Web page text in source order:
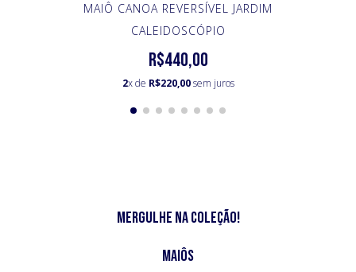
MAIÔ CANOA REVERSÍVEL JARDIM
CALEIDOSCÓPIO
R$440,00
2x de R$220,00sem juros
Mergulhe na Coleção!
Maiôs